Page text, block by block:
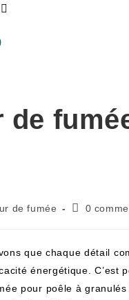
de
de fumée 0
que chaque détail
énergétique. C’est
pour poêle‌ à